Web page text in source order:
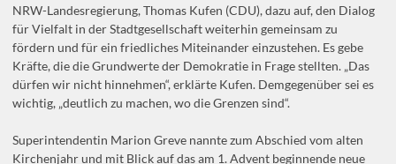
NRW-Landesregierung, Thomas Kufen (CDU), dazu auf, den Dialog
für Vielfalt in der Stadtgesellschaft weiterhin gemeinsam zu
fördern und für ein friedliches Miteinander einzustehen. Es gebe
Kräfte, die die Grundwerte der Demokratie in Frage stellten. „Das
dürfen wir nicht hinnehmen“, erklärte Kufen. Demgegenüber sei es
wichtig, „deutlich zu machen, wo die Grenzen sind“.
Superintendentin Marion Greve nannte zum Abschied vom alten
Kirchenjahr und mit Blick auf das am 1. Advent beginnende neue